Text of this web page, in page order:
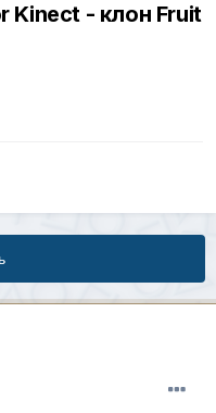
Kinect - клон Fruit